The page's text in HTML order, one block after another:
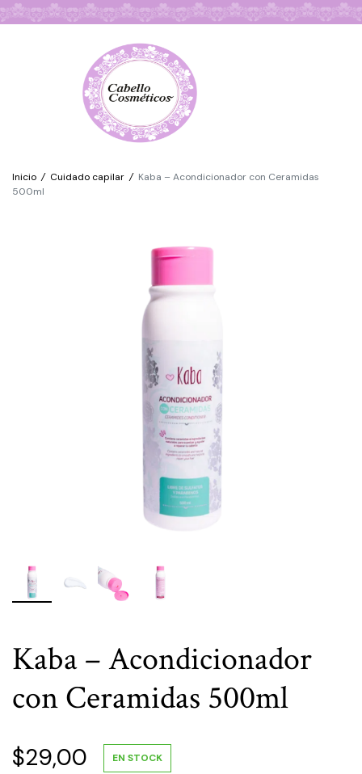
Inicio / Cuidado capilar / Kaba – Acondicionador con Ceramidas
500ml
Kaba – Acondicionador
con Ceramidas 500ml
$29,00 EN STOCK